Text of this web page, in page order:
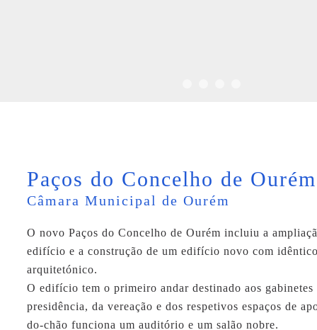
Paços do Concelho de Ourém
Câmara Municipal de Ourém
O novo Paços do Concelho de Ourém incluiu a
edifício e a construção de um edifício novo com
arquitetónico.
O edifício tem o primeiro andar destinado aos gabinetes
presidência, da vereação e dos respetivos espaços de
do-chão funciona um auditório e um salão nobre.